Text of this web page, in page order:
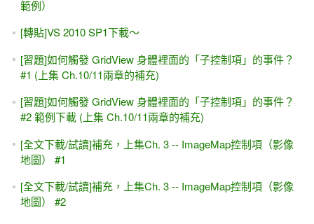
MIS2000 Lab.
上集Ch.4補充 -- HTML5 與 ASP.NET Web控制項（基礎控制
項、驗證控制項）
[IT邦幫忙]鐵人賽#25-- 2008入選微軟MVP 與 出版ASP.NET
2.0書籍
[習題]CheckBoxList 與 「小」線上測驗系統（線上考試系
統、答對得分）
ASP.NET MVC (自修 / 網路自學)
[大贈送]買書就送「環保購物袋」+「.NET 4.0架構圖」全開
海報